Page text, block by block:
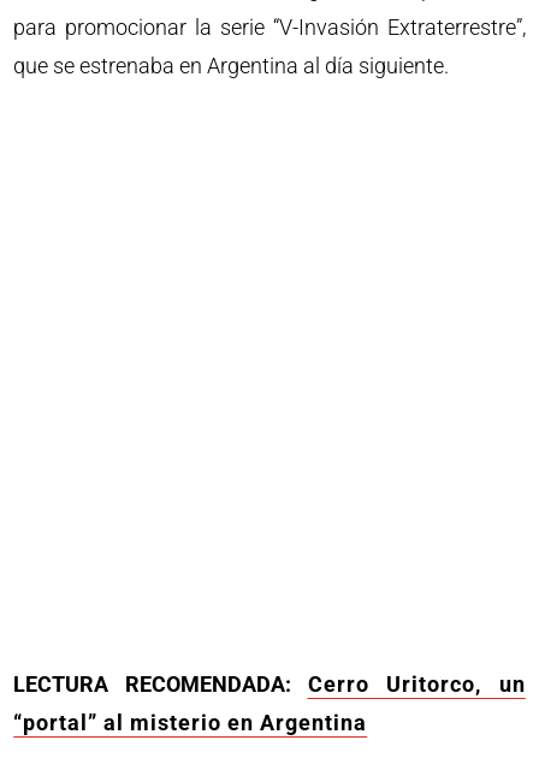
para promocionar la serie “V-Invasión Extraterrestre”,
que se estrenaba en Argentina al día siguiente.
LECTURA RECOMENDADA: Cerro Uritorco, un
“portal” al misterio en Argentina